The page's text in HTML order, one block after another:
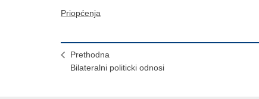
Priopćenja
Prethodna
Bilateralni politicki odnosi